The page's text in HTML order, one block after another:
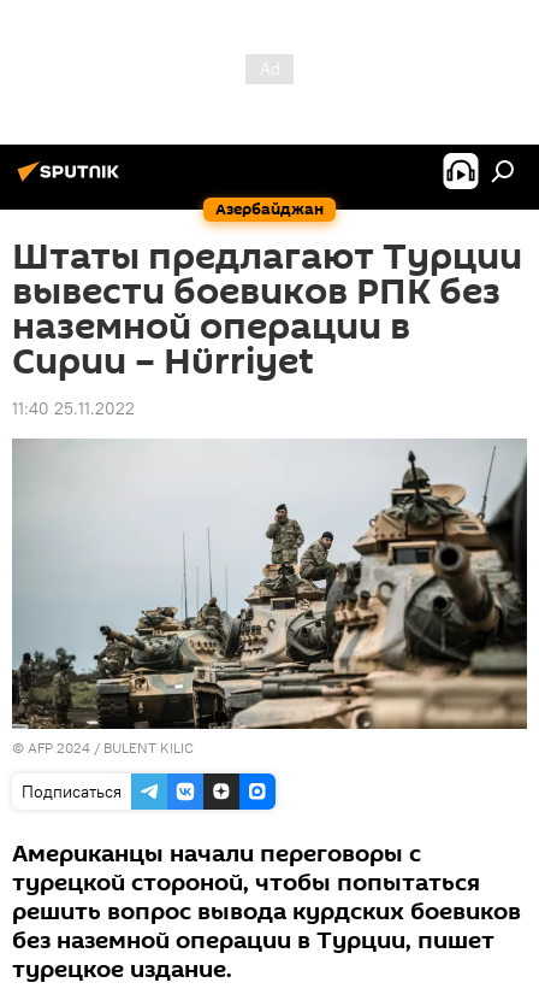
Азербайджан
Штаты предлагают Турции
вывести боевиков РПК без
наземной операции в
Сирии – Hürriyet
11:40 25.11.2022
© AFP 2024 / BULENT KILIC
Подписаться
Американцы начали переговоры с
турецкой стороной, чтобы попытаться
решить вопрос вывода курдских боевиков
без наземной операции в Турции, пишет
турецкое издание.